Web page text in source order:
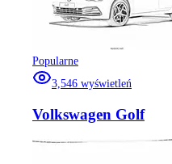
Popularne
3,546 wyświetleń
Volkswagen Golf